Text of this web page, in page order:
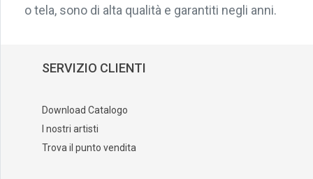
o tela, sono di alta qualità e garantiti negli anni.
SERVIZIO CLIENTI
Download Catalogo
I nostri artisti
Trova il punto vendita